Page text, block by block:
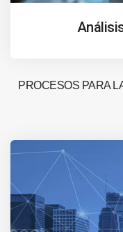
PROCESOS PARA